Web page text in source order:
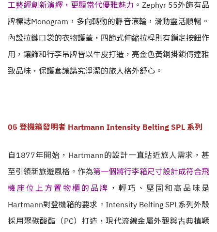
工藝經創新演繹，更顯當代優雅魅力 。Zephyr 55外飾有品
牌標誌Monogram，多向轉動的靜音滾輪，滑動靈活順暢。
內設拉鏈口袋的衣物護蓋，四節式伸縮拉桿則有鎖定按鈕作
用，鑲飾和行李吊牌皆以牛皮打造，亮金色黃銅掛鎖傳達雅
致品味，保護套讓講究淨潔的旅人格外舒心。
05 登機箱發明者 Hartmann Intensity Belting SPL 系列
自1877年開始，Hartmann的設計一直貼近旅人需求，甚
至引領新旅遊風格。作為第一個將行李箱尺寸設計成符合飛
機座位上方置物櫃的品牌 ，輕巧、堅固和高品味是
Hartmann對登機箱的要求。Intensity Belting SPL系列外殼
採用聚碳酸酯（PC）打造，現代流線金屬外觀與古典植鞣